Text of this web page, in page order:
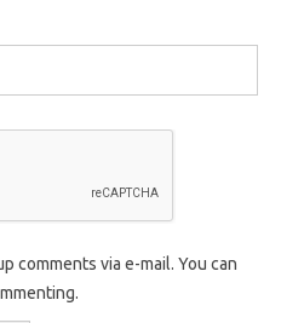
comments via e-mail. You can